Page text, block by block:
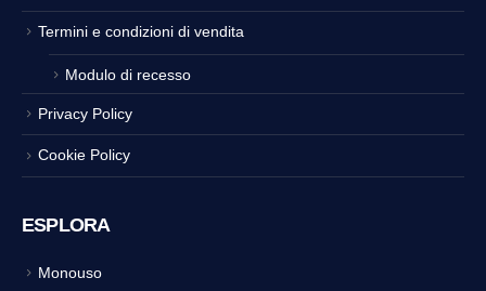
Termini e condizioni di vendita
Modulo di recesso
Privacy Policy
Cookie Policy
ESPLORA
Monouso